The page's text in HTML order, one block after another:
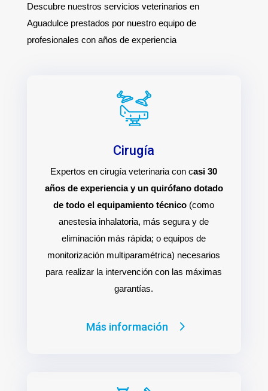
Descubre nuestros servicios veterinarios en
Aguadulce prestados por nuestro equipo de
profesionales con años de experiencia
Cirugía
Expertos en cirugía veterinaria con casi 30
años de experiencia y un quirófano dotado
de todo el equipamiento técnico (como
anestesia inhalatoria, más segura y de
eliminación más rápida; o equipos de
monitorización multiparamétrica) necesarios
para realizar la intervención con las máximas
garantías.
Más información